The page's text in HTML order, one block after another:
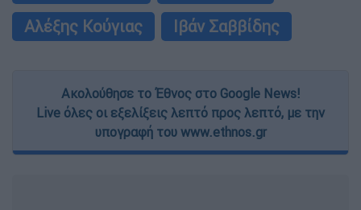
Αλέξης Κούγιας
Ιβάν Σαββίδης
Ακολούθησε το Έθνος στο Google News!
Live όλες οι εξελίξεις λεπτό προς λεπτό, με την
υπογραφή του www.ethnos.gr